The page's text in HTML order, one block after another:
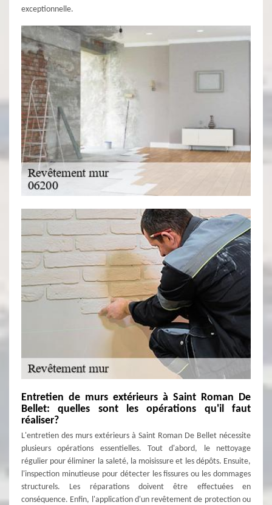
exceptionnelle.
Entretien de murs extérieurs à Saint Roman De
Bellet: quelles sont les opérations qu'il faut
réaliser?
L'entretien des murs extérieurs à Saint Roman De Bellet nécessite
plusieurs opérations essentielles. Tout d'abord, le nettoyage
régulier pour éliminer la saleté, la moisissure et les dépôts. Ensuite,
l'inspection minutieuse pour détecter les fissures ou les dommages
structurels. Les réparations doivent être effectuées en
conséquence. Enfin, l'application d'un revêtement de protection ou